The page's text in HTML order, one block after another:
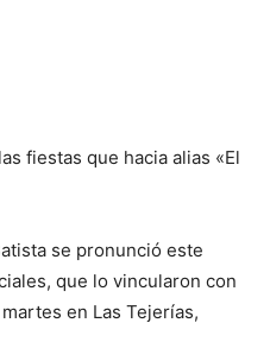
fiestas que hacia alias «El
se pronunció este
que lo vincularon con
en Las Tejerías,